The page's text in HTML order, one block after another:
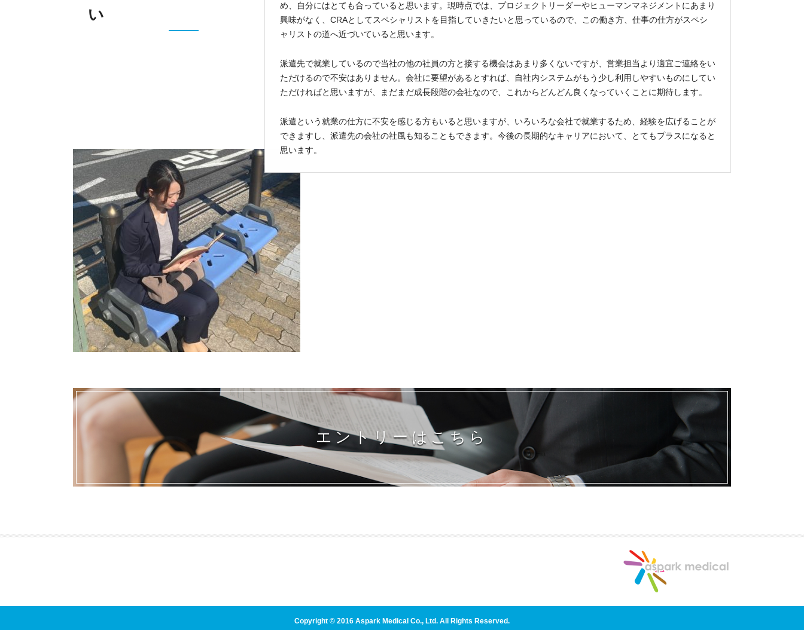
い
め、自分にはとても合っていると思います。現時点では、プロジェクトリーダーやヒューマンマネジメントにあまり
興味がなく、CRAとしてスペシャリストを目指していきたいと思っているので、この働き方、仕事の仕方がスペシ
ャリストの道へ近づいていると思います。
派遣先で就業しているので当社の他の社員の方と接する機会はあまり多くないですが、営業担当より適宜ご連絡をい
ただけるので不安はありません。会社に要望があるとすれば、自社内システムがもう少し利用しやすいものにしてい
ただければと思いますが、まだまだ成長段階の会社なので、これからどんどん良くなっていくことに期待します。
派遣という就業の仕方に不安を感じる方もいると思いますが、いろいろな会社で就業するため、経験を広げることが
できますし、派遣先の会社の社風も知ることもできます。今後の長期的なキャリアにおいて、とてもプラスになると
思います。
エントリーはこちら
Copyright © 2016 Aspark Medical Co., Ltd. All Rights Reserved.